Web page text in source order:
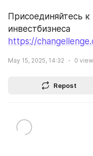
Присоединяйтесь
https://
May 15, 2025, 14:32 0
Repost